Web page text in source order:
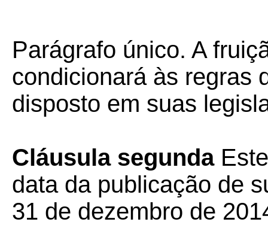
Parágrafo único. A
condicionará às regras
disposto em suas
Cláusula segunda
data da publicação de
31 de dezembro de